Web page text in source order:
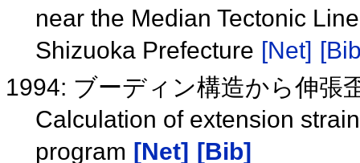
near the Median Tectonic
Shizuoka Prefecture [Net]
1994: ブーディン構造から伸
Calculation of extension
program [Net] [Bib]